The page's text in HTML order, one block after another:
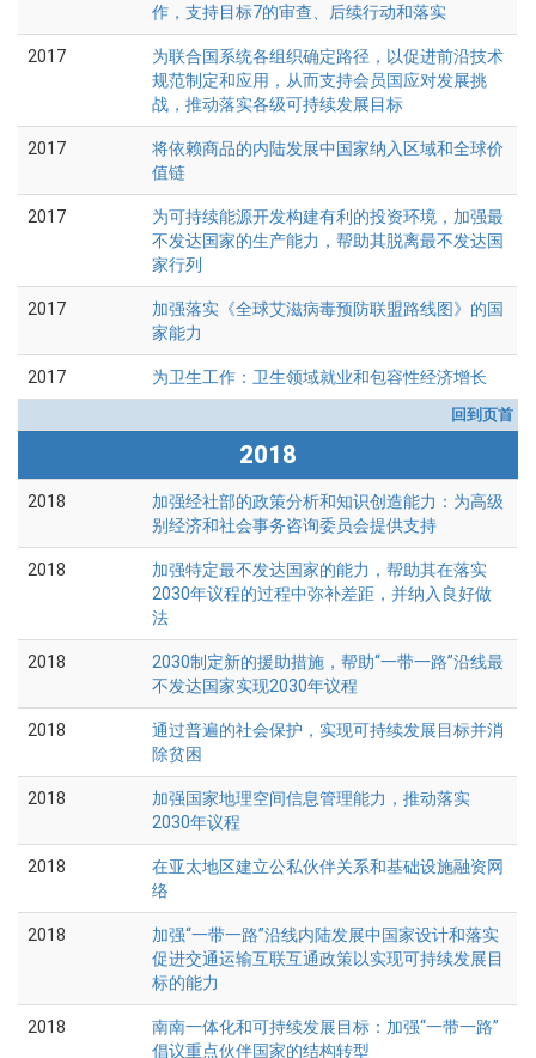
作，支持目标7的审查、后续行动和落实
2017
为联合国系统各组织确定路径，以促进前沿技术
规范制定和应用，从而支持会员国应对发展挑
战，推动落实各级可持续发展目标
2017
将依赖商品的内陆发展中国家纳入区域和全球价
值链
2017
为可持续能源开发构建有利的投资环境，加强最
不发达国家的生产能力，帮助其脱离最不发达国
家行列
2017
加强落实《全球艾滋病毒预防联盟路线图》的国
家能力
2017 为卫生工作：卫生领域就业和包容性经济增长
回到页首
2018
2018
加强经社部的政策分析和知识创造能力：为高级
别经济和社会事务咨询委员会提供支持
2018
加强特定最不发达国家的能力，帮助其在落实
2030年议程的过程中弥补差距，并纳入良好做
法
2018
2030制定新的援助措施，帮助“一带一路”沿线最
不发达国家实现2030年议程
2018
通过普遍的社会保护，实现可持续发展目标并消
除贫困
2018
加强国家地理空间信息管理能力，推动落实
2030年议程
2018
在亚太地区建立公私伙伴关系和基础设施融资网
络
2018
加强“一带一路”沿线内陆发展中国家设计和落实
促进交通运输互联互通政策以实现可持续发展目
标的能力
2018
南南一体化和可持续发展目标：加强“一带一路”
倡议重点伙伴国家的结构转型